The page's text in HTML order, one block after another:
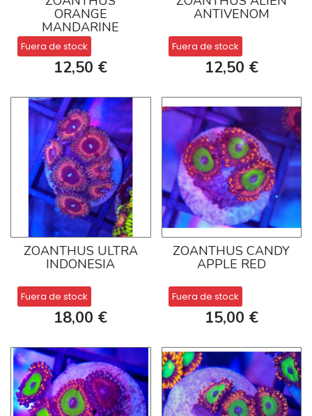
ORANGE
MANDARINE
Fuera de stock
12,50 €
ANTIVENOM
Fuera de stock
12,50 €
ZOANTHUS ULTRA
INDONESIA
Fuera de stock
18,00 €
ZOANTHUS CANDY
APPLE RED
Fuera de stock
15,00 €